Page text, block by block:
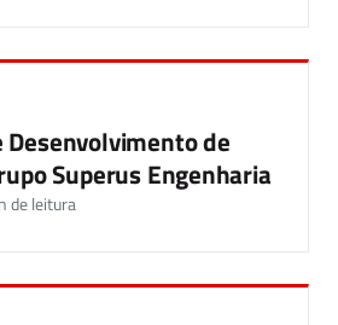
Desenvolvimento de
Superus Engenharia
de leitura